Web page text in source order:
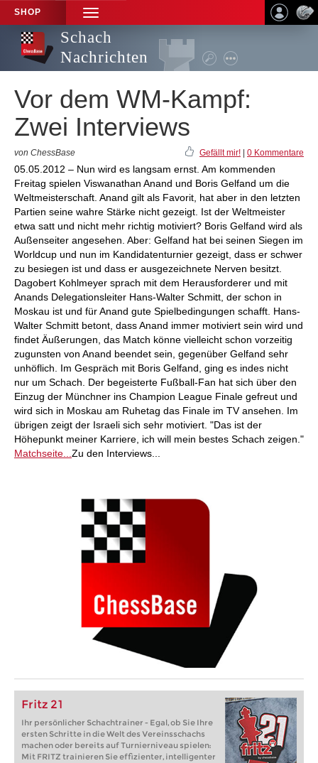
SHOP
TOGGLE
NAVIGATION
Schach
Nachrichten
Vor dem WM-Kampf:
Zwei Interviews
von ChessBase Gefällt mir! 0 Kommentare
05.05.2012 – Nun wird es langsam ernst. Am kommenden
Freitag spielen Viswanathan Anand und Boris Gelfand um die
Weltmeisterschaft. Anand gilt als Favorit, hat aber in den letzten
Partien seine wahre Stärke nicht gezeigt. Ist der Weltmeister
etwa satt und nicht mehr richtig motiviert? Boris Gelfand wird als
Außenseiter angesehen. Aber: Gelfand hat bei seinen Siegen im
Worldcup und nun im Kandidatenturnier gezeigt, dass er schwer
zu besiegen ist und dass er ausgezeichnete Nerven besitzt.
Dagobert Kohlmeyer sprach mit dem Herausforderer und mit
Anands Delegationsleiter Hans-Walter Schmitt, der schon in
Moskau ist und für Anand gute Spielbedingungen schafft. Hans-
Walter Schmitt betont, dass Anand immer motiviert sein wird und
findet Äußerungen, das Match könne vielleicht schon vorzeitig
zugunsten von Anand beendet sein, gegenüber Gelfand sehr
unhöflich. Im Gespräch mit Boris Gelfand, ging es indes nicht
nur um Schach. Der begeisterte Fußball-Fan hat sich über den
Einzug der Münchner ins Champion League Finale gefreut und
wird sich in Moskau am Ruhetag das Finale im TV ansehen. Im
übrigen zeigt der Israeli sich sehr motiviert. "Das ist der
Höhepunkt meiner Karriere, ich will mein bestes Schach zeigen."
Matchseite... Zu den Interviews...
Fritz 21
Ihr persönlicher Schachtrainer - Egal, ob Sie Ihre
ersten Schritte in die Welt des Vereinsschachs
machen oder bereits auf Turnierniveau spielen:
Mit FRITZ trainieren Sie effizienter, intelligenter